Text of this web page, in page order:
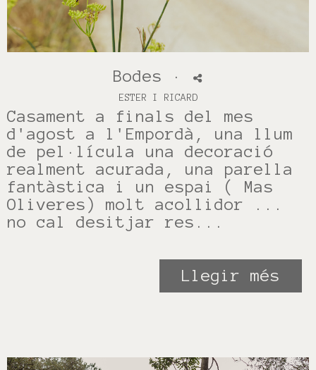
Bodes ·
ESTER I RICARD
Casament a finals del mes
d'agost a l'Empordà, una llum
de pel·lícula una decoració
realment acurada, una parella
fantàstica i un espai ( Mas
Oliveres) molt acollidor ...
no cal desitjar res...
Llegir més